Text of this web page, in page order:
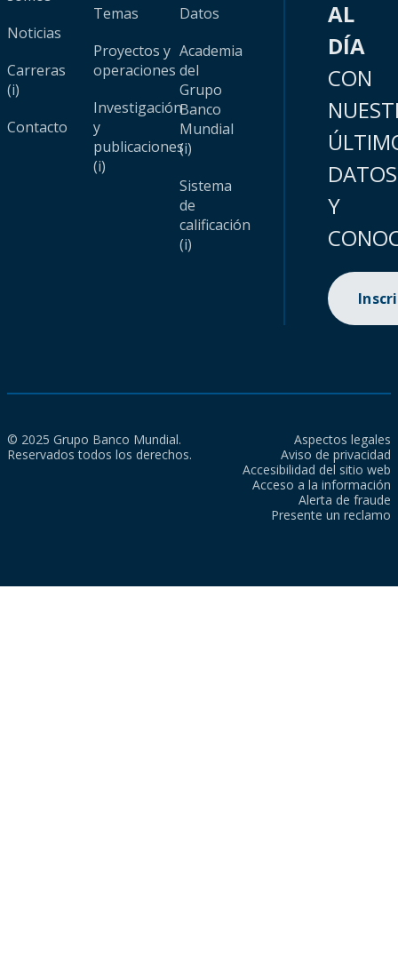
Noticias
Carreras
(i)
Contacto
Temas
Proyectos y
operaciones
Investigación
y
publicaciones
(i)
Datos
Academia
del
Grupo
Banco
Mundial
(i)
Sistema
de
calificación
(i)
AL
DÍA
CON
DATOS
Y
© 2025 Grupo Banco Mundial.
Reservados todos los derechos.
Aspectos legales
Aviso de privacidad
Accesibilidad del sitio web
Acceso a la información
Alerta de fraude
Presente un reclamo